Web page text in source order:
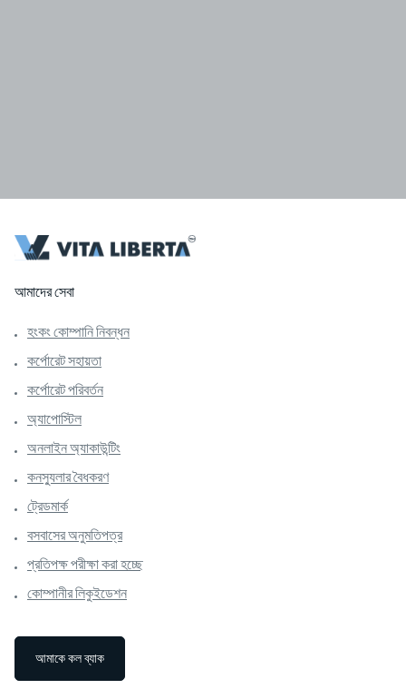
আমাদের সেবা
হংকং কোম্পানি নিবন্ধন
কর্পোরেট সহায়তা
কর্পোরেট পরিবর্তন
অ্যাপোস্টিল
অনলাইন অ্যাকাউন্টিং
কনস্যুলার বৈধকরণ
ট্রেডমার্ক
বসবাসের অনুমতিপত্র
প্রতিপক্ষ পরীক্ষা করা হচ্ছে
কোম্পানীর লিকুইডেশন
আমাকে কল ব্যাক